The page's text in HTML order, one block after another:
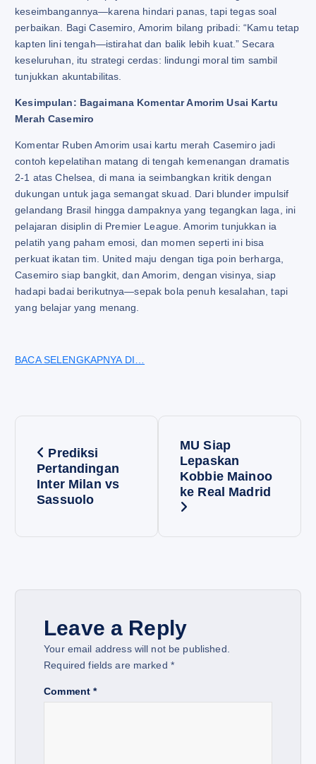
keseimbangannya—karena hindari panas, tapi tegas soal
perbaikan. Bagi Casemiro, Amorim bilang pribadi: “Kamu tetap
kapten lini tengah—istirahat dan balik lebih kuat.” Secara
keseluruhan, itu strategi cerdas: lindungi moral tim sambil
tunjukkan akuntabilitas.
Kesimpulan: Bagaimana Komentar Amorim Usai Kartu
Merah Casemiro
Komentar Ruben Amorim usai kartu merah Casemiro jadi
contoh kepelatihan matang di tengah kemenangan dramatis
2-1 atas Chelsea, di mana ia seimbangkan kritik dengan
dukungan untuk jaga semangat skuad. Dari blunder impulsif
gelandang Brasil hingga dampaknya yang tegangkan laga, ini
pelajaran disiplin di Premier League. Amorim tunjukkan ia
pelatih yang paham emosi, dan momen seperti ini bisa
perkuat ikatan tim. United maju dengan tiga poin berharga,
Casemiro siap bangkit, dan Amorim, dengan visinya, siap
hadapi badai berikutnya—sepak bola penuh kesalahan, tapi
yang belajar yang menang.
BACA SELENGKAPNYA DI…
t
Prediksi
Pertandingan
Inter Milan vs
Sassuolo
MU Siap
Lepaskan
Kobbie Mainoo
ke Real Madrid
Leave a Reply
Your email address will not be published.
Required fields are marked *
Comment*